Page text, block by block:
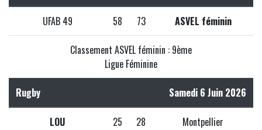
UFAB 49 58 73 ASVEL féminin
Classement ASVEL féminin : 9ème
Ligue Féminine
Rugby Samedi 6 Juin 2026
LOU 25 28 Montpellier